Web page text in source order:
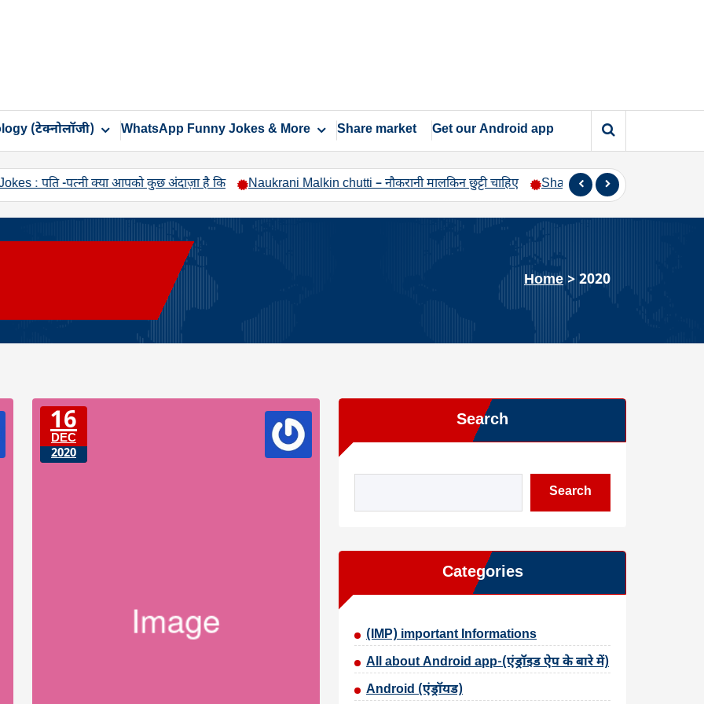
(टेक्नोलॉजी) WhatsApp Funny Jokes & More Share market Get our Android app
-पत्नी क्या आपको कुछ अंदाज़ा है कि Naukrani Malkin chutti – नौकरानी मालकिन छुट्टी चाहिए Shadi Ki raat – शादी की रात विवाह मंडप पर
Home> 2020
16
DEC
2020
Search
Search
Categories
(IMP) important Informations
All about Android app-(एंड्रॉइड ऐप के बारे में)
Android (एंड्रॉयड)